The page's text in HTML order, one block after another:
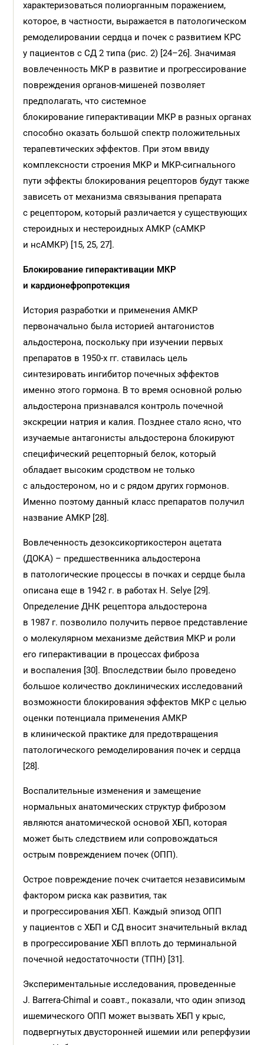
характеризоваться полиорганным поражением,
которое, в частности, выражается в патологическом
ремоделировании сердца и почек с развитием КРС
у пациентов с СД 2 типа (рис. 2) [24–26]. Значимая
вовлеченность МКР в развитие и прогрессирование
повреждения органов-мишеней позволяет
предполагать, что системное
блокирование гиперактивации МКР в разных органах
способно оказать большой спектр положительных
терапевтических эффектов. При этом ввиду
комплексности строения МКР и МКР-сигнального
пути эффекты блокирования рецепторов будут также
зависеть от механизма связывания препарата
с рецептором, который различается у существующих
стероидных и нестероидных АМКР (сАМКР
и нсАМКР) [15, 25, 27].
Блокирование гиперактивации МКР
и кардионефропротекция
История разработки и применения АМКР
первоначально была историей антагонистов
альдостерона, поскольку при изучении первых
препаратов в 1950-х гг. ставилась цель
синтезировать ингибитор почечных эффектов
именно этого гормона. В то время основной ролью
альдостерона признавался контроль почечной
экскреции натрия и калия. Позднее стало ясно, что
изучаемые антагонисты альдостерона блокируют
специфический рецепторный белок, который
обладает высоким сродством не только
с альдостероном, но и с рядом других гормонов.
Именно поэтому данный класс препаратов получил
название АМКР [28].
Вовлеченность дезоксикортикостерон ацетата
(ДОКА) – предшественника альдостерона
в патологические процессы в почках и сердце была
описана еще в 1942 г. в работах H. Selye [29].
Определение ДНК рецептора альдостерона
в 1987 г. позволило получить первое представление
о молекулярном механизме действия МКР и роли
его гиперактивации в процессах фиброза
и воспаления [30]. Впоследствии было проведено
большое количество доклинических исследований
возможности блокирования эффектов МКР с целью
оценки потенциала применения АМКР
в клинической практике для предотвращения
патологического ремоделирования почек и сердца
[28].
Воспалительные изменения и замещение
нормальных анатомических структур фиброзом
являются анатомической основой ХБП, которая
может быть следствием или сопровождаться
острым повреждением почек (ОПП).
Острое повреждение почек считается независимым
фактором риска как развития, так
и прогрессирования ХБП. Каждый эпизод ОПП
у пациентов с ХБП и СД вносит значительный вклад
в прогрессирование ХБП вплоть до терминальной
почечной недостаточности (ТПН) [31].
Экспериментальные исследования, проведенные
J. Barrera-Chimal и соавт., показали, что один эпизод
ишемического ОПП может вызвать ХБП у крыс,
подвергнутых двусторонней ишемии или реперфузии